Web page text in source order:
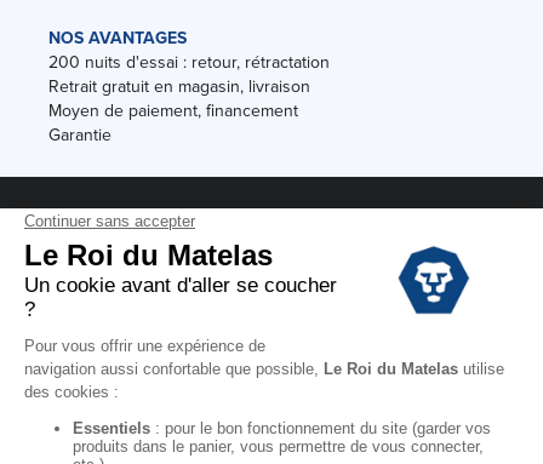
NOS AVANTAGES
200 nuits d'essai : retour, rétractation
Retrait gratuit en magasin, livraison
Moyen de paiement, financement
Garantie
Conditions des offres
Black Friday
Destockage
Soldes
Conditions Générales de vente magasin
Conditions Générales de vente internet
Données personnelles